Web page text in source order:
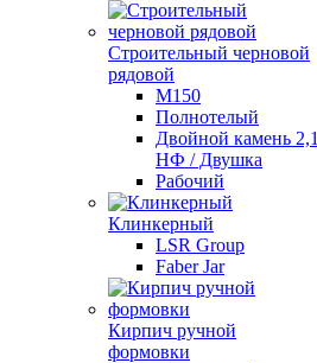
Строительный черновой
рядовой
М150
Полнотелый
Двойной камень 2,1
НФ / Двушка
Рабочий
Клинкерный
LSR Group
Faber Jar
Кирпич ручной
формовки